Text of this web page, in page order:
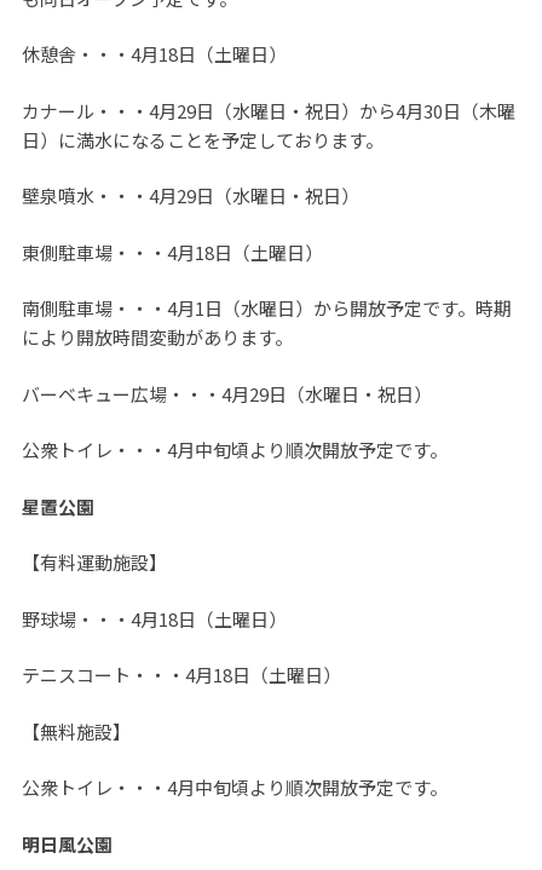
休憩舎・・・4月18日（土曜日）
カナール・・・4月29日（水曜日・祝日）から4月30日（木曜
日）に満水になることを予定しております。
壁泉噴水・・・4月29日（水曜日・祝日）
東側駐車場・・・4月18日（土曜日）
南側駐車場・・・4月1日（水曜日）から開放予定です。時期
により開放時間変動があります。
バーベキュー広場・・・4月29日（水曜日・祝日）
公衆トイレ・・・4月中旬頃より順次開放予定です。
星置公園
【有料運動施設】
野球場・・・4月18日（土曜日）
テニスコート・・・4月18日（土曜日）
【無料施設】
公衆トイレ・・・4月中旬頃より順次開放予定です。
明日風公園